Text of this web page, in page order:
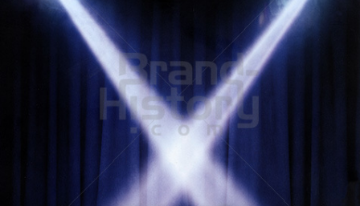
Raiffeisen Zentralbank AG
Raiffeisen Bankengruppe Österreich